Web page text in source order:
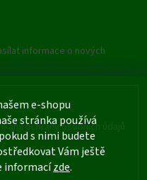
e-shopu
stránka používá
s nimi budete
Vám ještě
informacízde.
informace o nových
ochrany osobních údajů